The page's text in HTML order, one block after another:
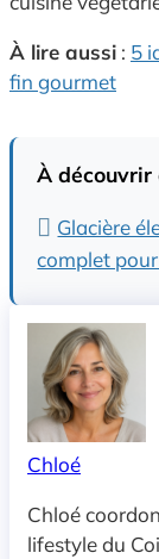
À lire aussi : 5
fin gourmet
À découvrir
Glacière
complet pour
Chloé
Chloé
lifestyle du